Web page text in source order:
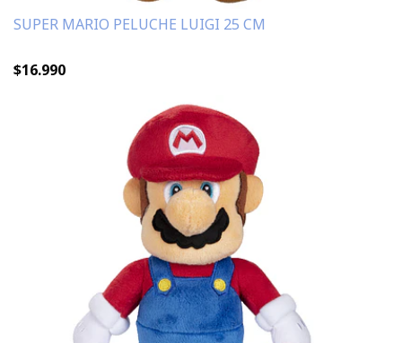
SUPER MARIO PELUCHE LUIGI 25 CM
$16.990